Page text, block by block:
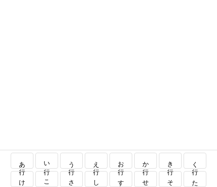
あ行 い行 う行 え行 お行 か行 き行 く行
け行 こ行 さ行 し行 す行 せ行 そ行 た行